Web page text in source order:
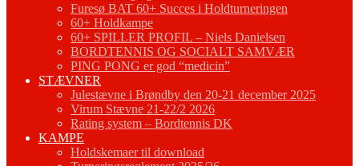
Furesø BAT 60+ Succes i Holdturneringen
60+ Holdkampe
60+ SPILLER PROFIL – Niels Danielsen
BORDTENNIS OG SOCIALT SAMVÆR
PING PONG er god “medicin”
STÆVNER
Julestævne i Brøndby den 20-21 december 2025
Virum Stævne 21-22/2 2026
Rating system – Bordtennis DK
KAMPE
Holdskemaer til download